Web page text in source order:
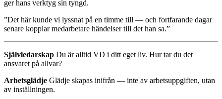
ger hans verktyg sin tyngd.
”Det här kunde vi lyssnat på en timme till — och fortfarande dagar
senare kopplar medarbetare händelser till det han sa.”
Självledarskap Du är alltid VD i ditt eget liv. Hur tar du det
ansvaret på allvar?
Arbetsglädje Glädje skapas inifrån — inte av arbetsuppgiften, utan
av inställningen.